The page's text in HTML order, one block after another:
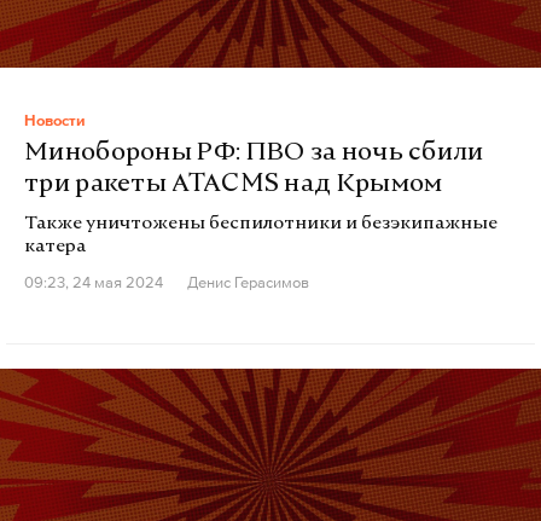
Новости
Минобороны РФ: ПВО за ночь сбили
три ракеты ATACMS над Крымом
Также уничтожены беспилотники и безэкипажные
катера
09:23, 24 мая 2024
Денис Герасимов